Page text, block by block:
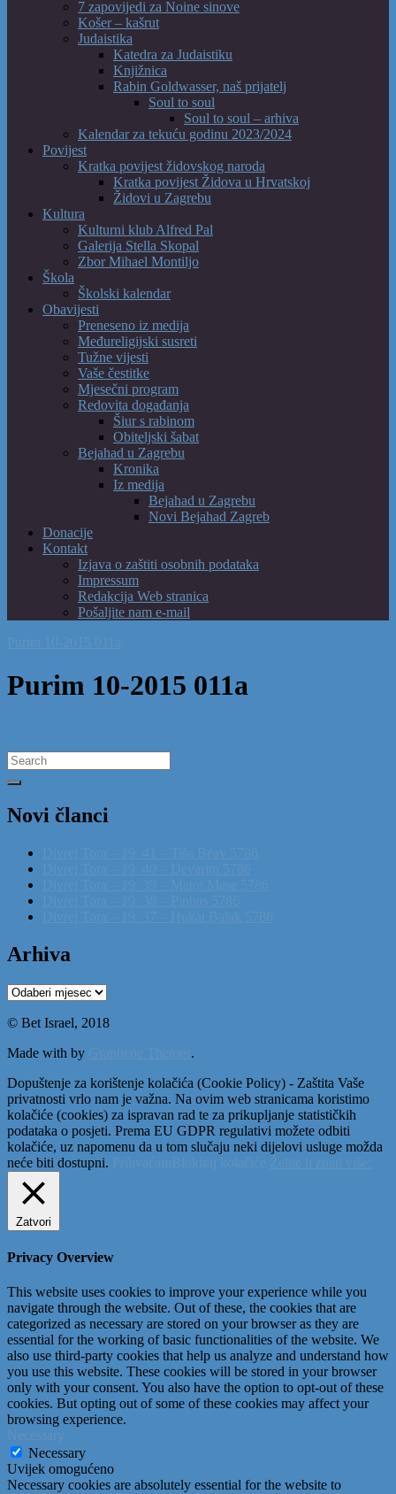
7 zapovijedi za Noine sinove
Košer – kašrut
Judaistika
Katedra za Judaistiku
Knjižnica
Rabin Goldwasser, naš prijatelj
Soul to soul
Soul to soul – arhiva
Kalendar za tekuću godinu 2023/2024
Povijest
Kratka povijest židovskog naroda
Kratka povijest Židova u Hrvatskoj
Židovi u Zagrebu
Kultura
Kulturni klub Alfred Pal
Galerija Stella Skopal
Zbor Mihael Montiljo
Škola
Školski kalendar
Obavijesti
Preneseno iz medija
Međureligijski susreti
Tužne vijesti
Vaše čestitke
Mjesečni program
Redovita događanja
Šiur s rabinom
Obiteljski šabat
Bejahad u Zagrebu
Kronika
Iz medija
Bejahad u Zagrebu
Novi Bejahad Zagreb
Donacije
Kontakt
Izjava o zaštiti osobnih podataka
Impressum
Redakcija Web stranica
Pošaljite nam e-mail
Purim 10-2015 011a
Search
for:
Novi članci
Arhiva
Arhiva
© Bet Israel, 2018
Made with by
.
Dopuštenje za korištenje kolačića (Cookie Policy) - Zaštita Vaše
privatnosti vrlo nam je važna. Na ovim web stranicama koristimo
kolačiće (cookies) za ispravan rad te za prikupljanje statističkih
podataka o posjeti. Prema EU GDPR regulativi možete odbiti
kolačiće, uz napomenu da u tom slučaju neki dijelovi usluge možda
neće biti dostupni.
Zatvori
Privacy Overview
This website uses cookies to improve your experience while you
navigate through the website. Out of these, the cookies that are
categorized as necessary are stored on your browser as they are
essential for the working of basic functionalities of the website. We
also use third-party cookies that help us analyze and understand how
you use this website. These cookies will be stored in your browser
only with your consent. You also have the option to opt-out of these
cookies. But opting out of some of these cookies may affect your
browsing experience.
Necessary
Uvijek omogućeno
Necessary cookies are absolutely essential for the website to